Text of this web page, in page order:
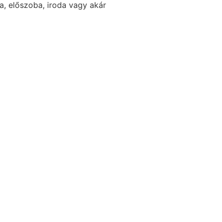
előszoba, iroda vagy akár